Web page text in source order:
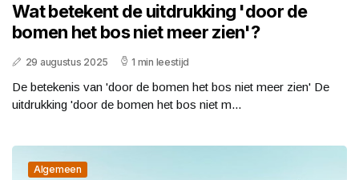
Wat betekent de uitdrukking 'door de
bomen het bos niet meer zien'?
29 augustus 2025 1 min leestijd
De betekenis van 'door de bomen het bos niet meer zien' De
uitdrukking 'door de bomen het bos niet m...
Algemeen